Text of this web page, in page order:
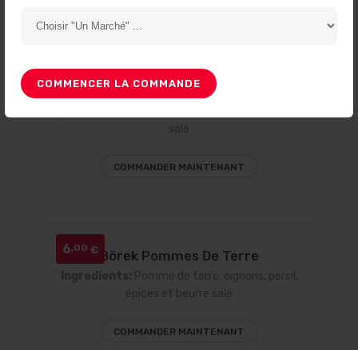
COMMENCER LA COMMANDE
Börek Fromage
salé
6 ,50 €
COMMANDER MAINTENANT
Börek Pommes De Terre
Ingredients: Pomme de terre, oignons, persil,
épices et beurre salé
6,00 €
COMMANDER MAINTENANT